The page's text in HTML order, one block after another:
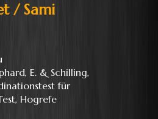
/ Sami
E. & Schilling,
für
Hogrefe